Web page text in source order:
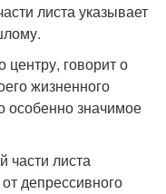
листа указывает
центру, говорит о
жизненного
особенно значимое
части листа
депрессивного